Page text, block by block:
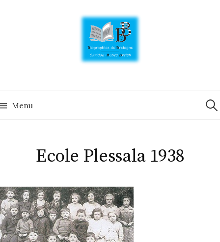
Menu
Ecole Plessala 1938